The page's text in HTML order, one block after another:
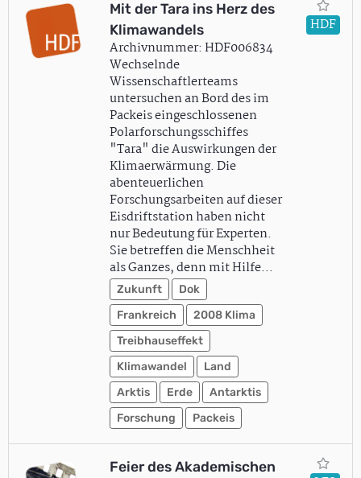
Mit der Tara ins Herz des
Klimawandels
Archivnummer: HDF006834
Wechselnde
Wissenschaftlerteams
untersuchen an Bord des im
Packeis eingeschlossenen
Polarforschungsschiffes
"Tara" die Auswirkungen der
Klimaerwärmung. Die
abenteuerlichen
Forschungsarbeiten auf dieser
Eisdriftstation haben nicht
nur Bedeutung für Experten.
Sie betreffen die Menschheit
als Ganzes, denn mit Hilfe…
Zukunft
Dok
Frankreich
2008 Klima
Treibhauseffekt
Klimawandel
Land
Arktis
Erde
Antarktis
Forschung
Packeis
HDF
Feier des Akademischen